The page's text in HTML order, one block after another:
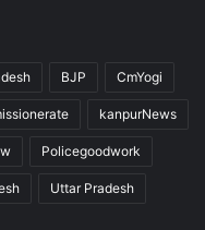
BJP CmYogi
kanpurNews
Policegoodwork
Uttar Pradesh